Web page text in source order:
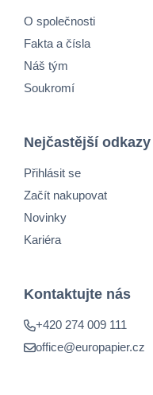
O společnosti
Fakta a čísla
Náš tým
Soukromí
Nejčastější odkazy
Přihlásit se
Začít nakupovat
Novinky
Kariéra
Kontaktujte nás
+420 274 009 111
office@europapier.cz